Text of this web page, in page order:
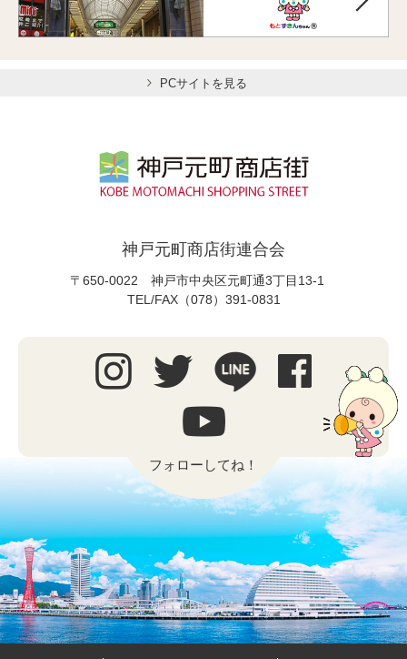
PCサイトを見る
神戸元町商店街連合会
〒650-0022 神戸市中央区元町通3丁目13-1
TEL/FAX（078）391-0831
フォローしてね！